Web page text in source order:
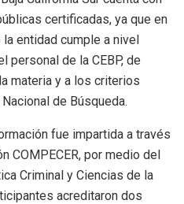
certificadas, ya que en
entidad cumple a nivel
personal de la CEBP, de
materia y a los criterios
de Búsqueda.
fue impartida a través
COMPECER, por medio del
Criminal y Ciencias de la
acreditaron dos